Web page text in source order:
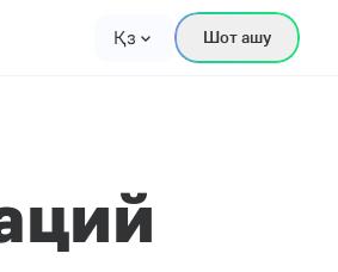
Қз Шот ашу